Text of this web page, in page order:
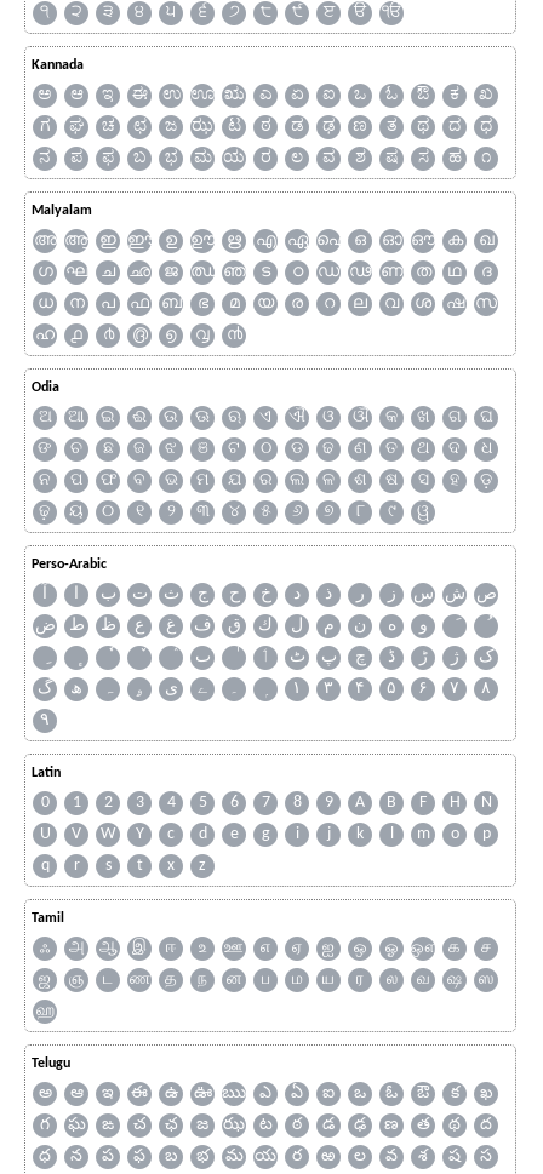
੧
੨ ੩ ੪ ੫ ੬ ੭ ੮ ੯ ੲ ੳ ੴ
Kannada
ಅ ಆ ಇ ಈ ಉ ಊ ಋ ಎ ಏ ಐ ಒ ಓ ಔ ಕ
ಖ
ಗ
ಘ ಚ ಛ ಜ ಝ ಟ ಠ ಡ ಢ ಣ ತ ಥ ದ
ಧ
ನ
ಪ ಫ ಬ ಭ ಮ ಯ ರ ಲ ವ ಶ ಷ ಸ ಹ ೧
Malyalam
അ ആ ഇ ഈ ഉ ഊ ഋ എ ഏ ഐ ഒ ഓ ഔ ക
ഖ
ഗ
ഘ ച ഛ ജ ഝ ഞ ട ഠ ഡ ഢ ണ ത ഥ
ദ
ധ
ന പ ഫ ബ ഭ മ യ ര റ ല വ ശ ഷ
സ
ഹ
൧ ൪ ൫ ൭ ൮ ൯
Odia
ଅ ଆ ଇ ଈ ଉ ଊ ଋ ଏ ଐ ଓ ଔ କ ଖ ଗ
ଘ
ଙ
ଚ ଛ ଜ ଝ ଞ ଟ ଠ ଡ ଢ ଣ ତ ଥ ଦ
ଧ
ନ
ପ ଫ ବ ଭ ମ ଯ ର ଲ ଳ ଶ ଷ ସ ହ
ଡ଼
ଢ଼
ୟ ୦ ୧ ୨ ୩ ୪ ୫ ୬ ୭ ୮ ୯ ୱ
Perso-Arabic
آ ا ب ت ث ج ح خ د ذ ر ز س ش ص
ض
ط ظ ع غ ف ق ك ل م ن ه
و
ٮ
ٲ ٹ پ چ ڈ ڑ ژ
ک
گ
ھ ہ ۄ ی ے ۔ ۱ ۳ ۴ ۵ ۶ ۷
۸
۹
Latin
0 1 2 3 4 5 6 7 8 9 A B F H
N
U
V W Y c d e g i j k l m o
p
q
r s t x z
Tamil
ஃ அ ஆ இ ஈ உ ஊ எ ஏ ஐ ஒ ஓ ஔ க
ச
ஜ
ஞ ட ண த ந ன ப ம ய ர ல வ ஷ
ஸ
ஹ
Telugu
అ ఆ ఇ ఈ ఉ ఊ ఋ ఎ ఏ ఐ ఒ ఓ ఔ క
ఖ
గ
ఘ ఙ చ ఛ జ ఝ ట ఠ డ ఢ ణ త థ
ద
ధ
న ప ఫ బ భ మ య ర ఱ ల వ శ ష
స